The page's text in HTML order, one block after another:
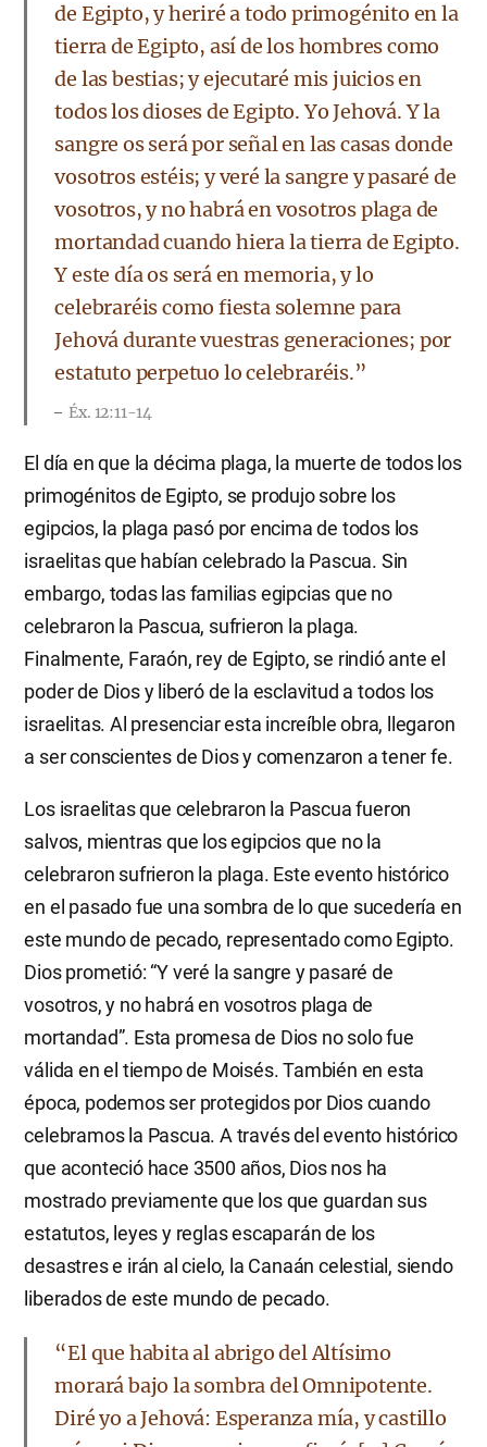
de Egipto, y heriré a todo primogénito en la
tierra de Egipto, así de los hombres como
de las bestias; y ejecutaré mis juicios en
todos los dioses de Egipto. Yo Jehová. Y la
sangre os será por señal en las casas donde
vosotros estéis; y veré la sangre y pasaré de
vosotros, y no habrá en vosotros plaga de
mortandad cuando hiera la tierra de Egipto.
Y este día os será en memoria, y lo
celebraréis como fiesta solemne para
Jehová durante vuestras generaciones; por
estatuto perpetuo lo celebraréis.”
Éx. 12:11-14
El día en que la décima plaga, la muerte de todos los
primogénitos de Egipto, se produjo sobre los
egipcios, la plaga pasó por encima de todos los
israelitas que habían celebrado la Pascua. Sin
embargo, todas las familias egipcias que no
celebraron la Pascua, sufrieron la plaga.
Finalmente, Faraón, rey de Egipto, se rindió ante el
poder de Dios y liberó de la esclavitud a todos los
israelitas. Al presenciar esta increíble obra, llegaron
a ser conscientes de Dios y comenzaron a tener fe.
Los israelitas que celebraron la Pascua fueron
salvos, mientras que los egipcios que no la
celebraron sufrieron la plaga. Este evento histórico
en el pasado fue una sombra de lo que sucedería en
este mundo de pecado, representado como Egipto.
Dios prometió: “Y veré la sangre y pasaré de
vosotros, y no habrá en vosotros plaga de
mortandad”. Esta promesa de Dios no solo fue
válida en el tiempo de Moisés. También en esta
época, podemos ser protegidos por Dios cuando
celebramos la Pascua. A través del evento histórico
que aconteció hace 3500 años, Dios nos ha
mostrado previamente que los que guardan sus
estatutos, leyes y reglas escaparán de los
desastres e irán al cielo, la Canaán celestial, siendo
liberados de este mundo de pecado.
“El que habita al abrigo del Altísimo
morará bajo la sombra del Omnipotente.
Diré yo a Jehová: Esperanza mía, y castillo